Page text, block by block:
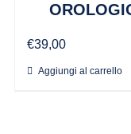
€39,00
Aggiungi al carrello